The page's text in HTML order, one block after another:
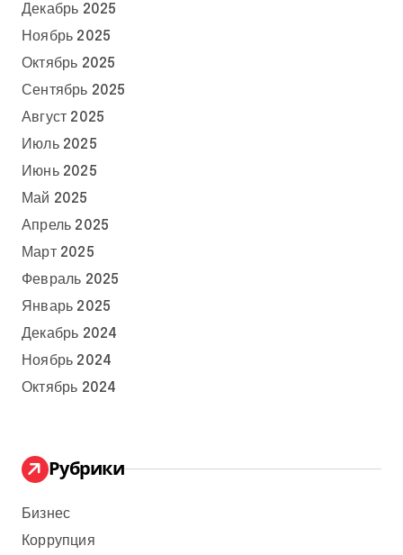
Декабрь 2025
Ноябрь 2025
Октябрь 2025
Сентябрь 2025
Август 2025
Июль 2025
Июнь 2025
Май 2025
Апрель 2025
Март 2025
Февраль 2025
Январь 2025
Декабрь 2024
Ноябрь 2024
Октябрь 2024
Рубрики
Бизнес
Коррупция